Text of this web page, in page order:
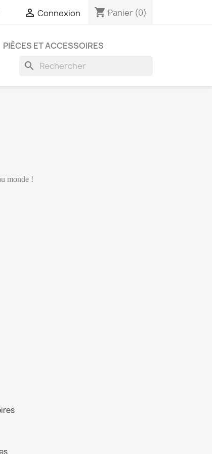
 Connexion shopping_cart Panier (0)
PIÈCES ET ACCESSOIRES
search
monde !